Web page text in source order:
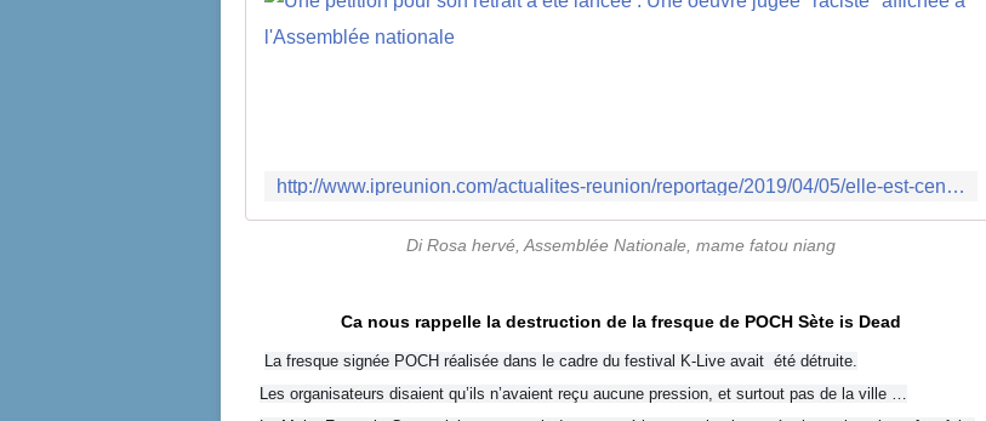
http://www.ipreunion.com/actualites-reunion/reportage/2019/04/05/elle-est-censee-commemorer-la-fin-de-l-esclavage-une-petition-demande-le-retrait-d-une-oeuvre-consideree-raciste-affichee-a-l-assemblee-nationale,100209.html
Di Rosa hervé, Assemblée Nationale, mame fatou niang
Ca nous rappelle la destruction de la fresque de POCH Sète is Dead
La fresque signée POCH réalisée dans le cadre du festival K-Live avait été détruite.
Les organisateurs disaient qu’ils n’avaient reçu aucune pression, et surtout pas de la ville …